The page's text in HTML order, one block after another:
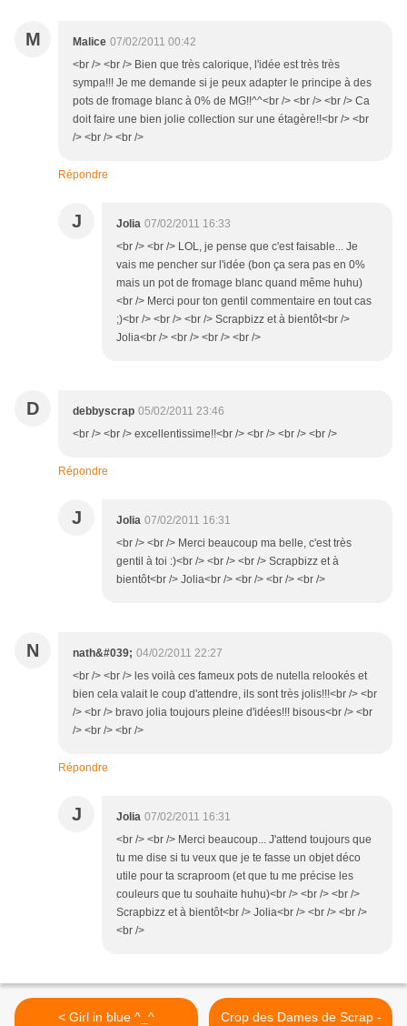
M Malice 07/02/2011 00:42
<br /> <br /> Bien que très calorique, l'idée est très très
sympa!!! Je me demande si je peux adapter le principe à des
pots de fromage blanc à 0% de MG!!^^<br /> <br /> <br /> Ca
doit faire une bien jolie collection sur une étagère!!<br /> <br
/> <br /> <br />
Répondre
J Jolia 07/02/2011 16:33
<br /> <br /> LOL, je pense que c'est faisable... Je
vais me pencher sur l'idée (bon ça sera pas en 0%
mais un pot de fromage blanc quand même huhu)
<br /> Merci pour ton gentil commentaire en tout cas
;)<br /> <br /> <br /> Scrapbizz et à bientôt<br />
Jolia<br /> <br /> <br /> <br />
D debbyscrap 05/02/2011 23:46
<br /> <br /> excellentissime!!<br /> <br /> <br /> <br />
Répondre
J Jolia 07/02/2011 16:31
<br /> <br /> Merci beaucoup ma belle, c'est très
gentil à toi :)<br /> <br /> <br /> Scrapbizz et à
bientôt<br /> Jolia<br /> <br /> <br /> <br />
N nath&#039; 04/02/2011 22:27
<br /> <br /> les voilà ces fameux pots de nutella relookés et
bien cela valait le coup d'attendre, ils sont très jolis!!!<br /> <br
/> <br /> bravo jolia toujours pleine d'idées!!! bisous<br /> <br
/> <br /> <br />
Répondre
J Jolia 07/02/2011 16:31
<br /> <br /> Merci beaucoup... J'attend toujours que
tu me dise si tu veux que je te fasse un objet déco
utile pour ta scraproom (et que tu me précise les
couleurs que tu souhaite huhu)<br /> <br /> <br />
Scrapbizz et à bientôt<br /> Jolia<br /> <br /> <br />
<br />
< Girl in blue ^_^
Crop des Dames de Scrap -